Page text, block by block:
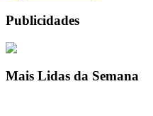
Publicidades
Mais Lidas da Semana